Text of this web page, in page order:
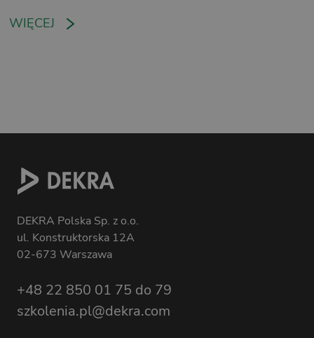
WIĘCEJ
DEKRA Polska Sp. z o.o.
ul. Konstruktorska 12A
02-673 Warszawa
+48 22 850 01 75 do 79
szkolenia.pl@dekra.com